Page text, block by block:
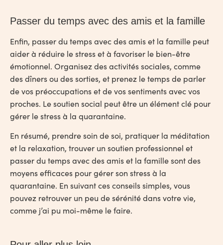
Passer du temps avec des amis et la famille
Enfin, passer du temps avec des amis et la famille peut
aider à réduire le stress et à favoriser le bien-être
émotionnel. Organisez des activités sociales, comme
des dîners ou des sorties, et prenez le temps de parler
de vos préoccupations et de vos sentiments avec vos
proches. Le soutien social peut être un élément clé pour
gérer le stress à la quarantaine.
En résumé, prendre soin de soi, pratiquer la méditation
et la relaxation, trouver un soutien professionnel et
passer du temps avec des amis et la famille sont des
moyens efficaces pour gérer son stress à la
quarantaine. En suivant ces conseils simples, vous
pouvez retrouver un peu de sérénité dans votre vie,
comme j’ai pu moi-même le faire.